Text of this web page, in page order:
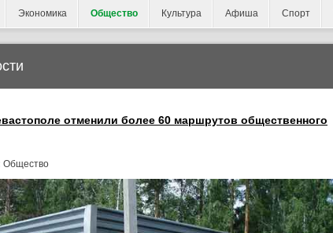
Экономика Общество Культура Афиша Спорт
отменили более 60 маршрутов общественного
Общество